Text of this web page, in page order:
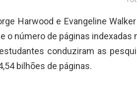
Harwood e Evangeline
o número de páginas
conduziram as
bilhões de páginas.